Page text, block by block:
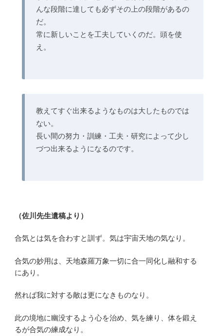
んな段階に達しても必ずその上の段階があるの
だ。
常に新しいことを工夫していくのだ。頭を使
え。
教えてすぐ出来るようなものは大したものでは
ない。
長い間の努力・訓練・工夫・研究によって少し
づつ出来るようになるのです。
（佐川先生遺稿より）
合気とは気を合わすと訓ず。気は宇宙天地の気なり。
合気の妙用は、天地森羅万象一切に合一同化し融和する
にあり。
然れば我に対する敵は更になきものなり。
此の境地に幽没するよう心を治め、気を練り、体を鍛え
るが合気の練成なり。